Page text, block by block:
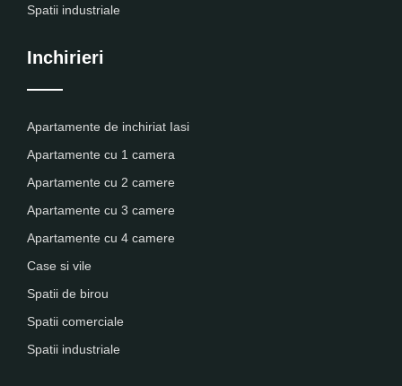
Spatii industriale
Inchirieri
Apartamente de inchiriat Iasi
Apartamente cu 1 camera
Apartamente cu 2 camere
Apartamente cu 3 camere
Apartamente cu 4 camere
Case si vile
Spatii de birou
Spatii comerciale
Spatii industriale